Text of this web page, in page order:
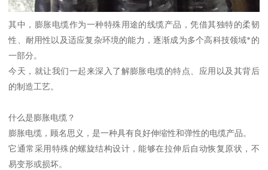
其中，膨胀电缆作为一种特殊用途的线缆产品，凭借其独特的柔韧
性、耐用性以及适应复杂环境的能力，逐渐成为多个高科技领域*的
一部分。
今天，就让我们一起来深入了解膨胀电缆的特点、应用以及其背后
的制造工艺。
什么是膨胀电缆？
膨胀电缆，顾名思义，是一种具有良好伸缩性和弹性的电缆产品。
它通常采用特殊的螺旋结构设计，能够在拉伸后自动恢复原状，不
易变形或损坏。